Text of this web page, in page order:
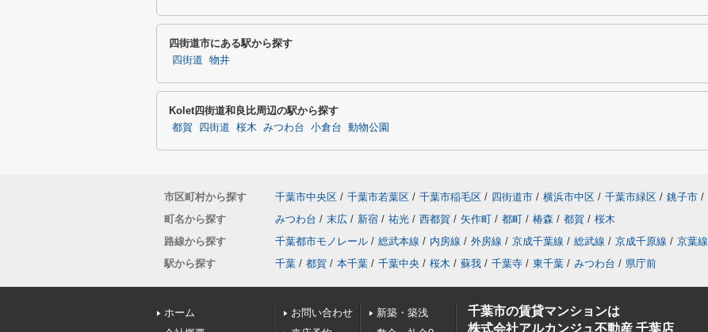
四街道市にある駅から探す
四街道 物井
Kolet四街道和良比周辺の駅から探す
都賀 四街道 桜木 みつわ台 小倉台 動物公園
市区町村から探す 千葉市中央区 / 千葉市若葉区 / 千葉市稲毛区 / 四街道市 / 横浜市中区 / 千葉市緑区 / 銚子市 /
町名から探す
みつわ台 / 末広 / 新宿 / 祐光 / 西都賀 / 矢作町 / 都町 / 椿森 / 都賀 / 桜木
路線から探す
千葉都市モノレール / 総武本線 / 内房線 / 外房線 / 京成千葉線 / 総武線 / 京成千原線 / 京葉線
駅から探す
千葉 / 都賀 / 本千葉 / 千葉中央 / 桜木 / 蘇我 / 千葉寺 / 東千葉 / みつわ台 / 県庁前
ホーム
お問い合わせ
新築・築浅
千葉市の賃貸マンションは
株式会社アルカンジュ不動産 千葉店